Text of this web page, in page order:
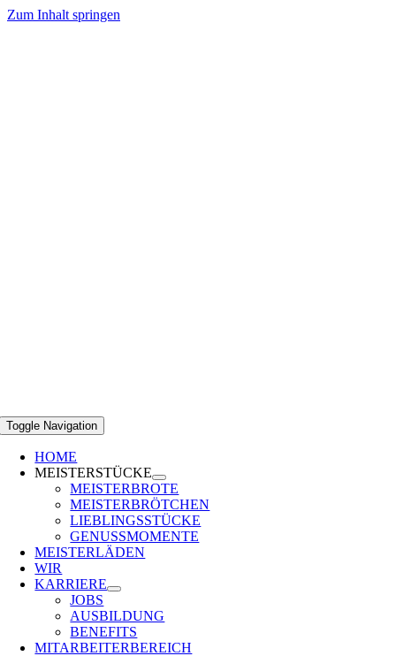
Zum Inhalt springen
Toggle Navigation
HOME
MEISTERSTÜCKE
MEISTERBROTE
MEISTERBRÖTCHEN
LIEBLINGSSTÜCKE
GENUSSMOMENTE
MEISTERLÄDEN
WIR
KARRIERE
JOBS
AUSBILDUNG
BENEFITS
MITARBEITERBEREICH